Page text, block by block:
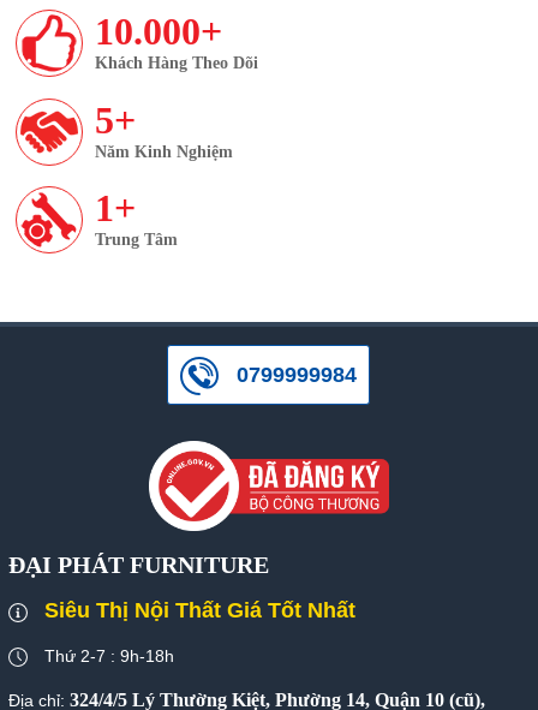
10.000+
Khách Hàng Theo Dõi
5+
Năm Kinh Nghiệm
1+
Trung Tâm
0799999984
ĐẠI PHÁT FURNITURE
Siêu Thị Nội Thất Giá Tốt Nhất
Thứ 2-7 : 9h-18h
Địa chỉ: 324/4/5 Lý Thường Kiệt, Phường 14, Quận 10 (cũ),